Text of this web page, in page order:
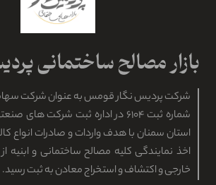
شرکت پردیس نگار قومس به عنوان شرکت
شماره ثبت ۶۱۰۴ در اداره ثبت شرکت های
استان سمنان با هدف واردات و صادرات انواع
اخذ نمایندگی کلیه مصالح ساختمانی و ابنیه
خارجی و اکتشاف و استخراج معادن به ثبت رسید.